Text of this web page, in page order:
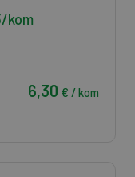
kom
6,30 € / kom